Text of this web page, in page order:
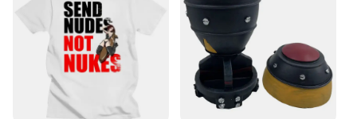
available for sale, offering a cost-effective solution
for bulk purchases. The flip flops are not just a
product; they are a statement of style and quality
that resonates with the Nike brand's commitment to
excellence. With their durable construction and
timeless design, these flip flops are a smart
investment for anyone looking to add a touch of